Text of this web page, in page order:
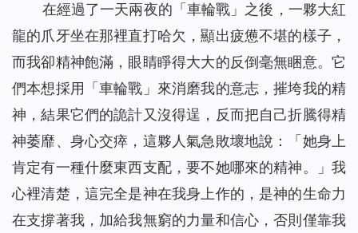
在經過了一天兩夜的「車輪戰」之後，一夥大紅
龍的爪牙坐在那裡直打哈欠，顯出疲憊不堪的樣子，
而我卻精神飽滿，眼睛睜得大大的反倒毫無睏意。它
們本想採用「車輪戰」來消磨我的意志，摧垮我的精
神，結果它們的詭計又沒得逞，反而把自己折騰得精
神萎靡、身心交瘁，這夥人氣急敗壞地說：「她身上
肯定有一種什麼東西支配，要不她哪來的精神。」我
心裡清楚，這完全是神在我身上作的，是神的生命力
在支撐著我，加給我無窮的力量和信心，否則僅靠我